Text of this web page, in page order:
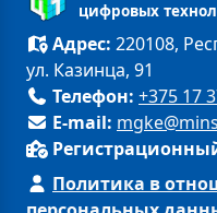
цифровых
Адрес: 220108,
ул. Казинца, 91
Телефон: +375 17
E-mail:
Политика в